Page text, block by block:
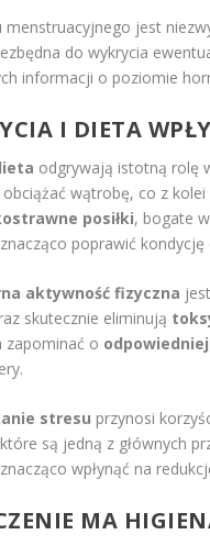
menstruacyjnego jest
do wykrycia
informacji o poziomie
I DIETA
odgrywają istotną rolę
wątrobę, co z
posiłki, bogate
poprawić kondycję
aktywność fizyczna
skutecznie eliminują
zapominać o
stresu przynosi
są jedną z głównych
wpłynąć na
MA